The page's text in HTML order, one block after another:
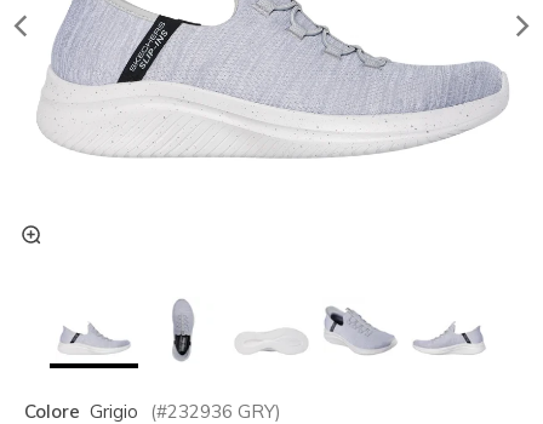
Colore Grigio (#232936 GRY)